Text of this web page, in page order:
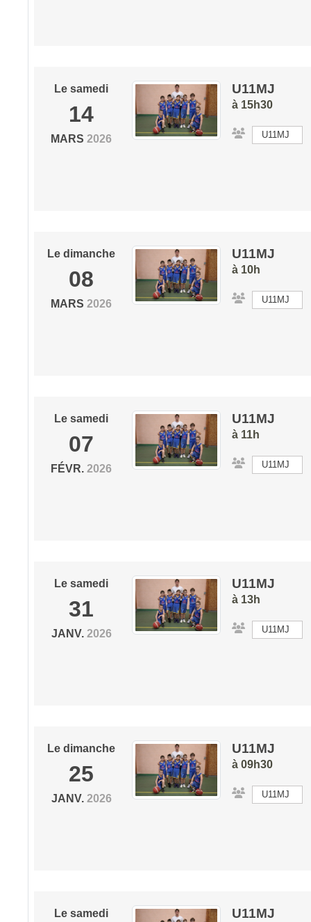
Lesamedi
14
MARS 2026
U11MJ
à 15h30
U11MJ
Ledimanche
08
MARS 2026
U11MJ
à 10h
U11MJ
Lesamedi
07
FÉVR. 2026
U11MJ
à 11h
U11MJ
Lesamedi
31
JANV. 2026
U11MJ
à 13h
U11MJ
Ledimanche
25
JANV. 2026
U11MJ
à 09h30
U11MJ
Lesamedi U11MJ